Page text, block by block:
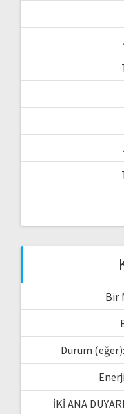
Bir
Durum
İKİ ANA